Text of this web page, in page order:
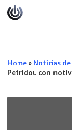
Home » Noticias
Petridou con